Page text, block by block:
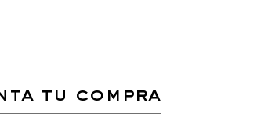
tu compra